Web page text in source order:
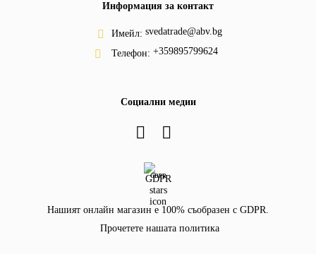
Информация за контакт
Имейл: svedatrade@abv.bg
Телефон: +359895799624
Социални медии
GDPR
Нашият онлайн магазин е 100% съобразен с GDPR.
Прочетете нашата политика